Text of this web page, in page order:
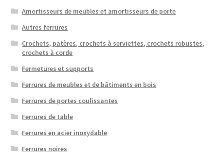
Amortisseurs de meubles et amortisseurs de porte
Autres ferrures
Crochets, patères, crochets à serviettes, crochets robustes,
crochets à corde
Fermetures et supports
Ferrures de meubles et de bâtiments en bois
Ferrures de portes coulissantes
Ferrures de table
Ferrures en acier inoxydable
Ferrures noires